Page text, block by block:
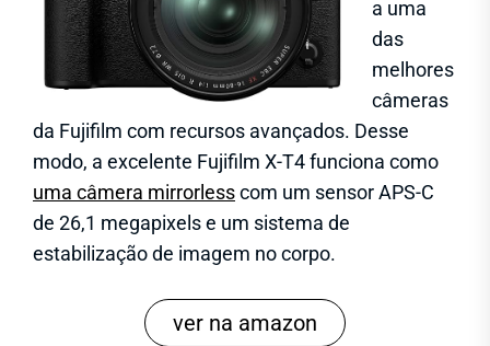
a uma
das
melhores
câmeras
da Fujifilm com recursos avançados. Desse
modo, a excelente Fujifilm X-T4 funciona como
uma câmera mirrorlesscom um sensor APS-C
de 26,1 megapixels e um sistema de
estabilização de imagem no corpo.
ver na amazon